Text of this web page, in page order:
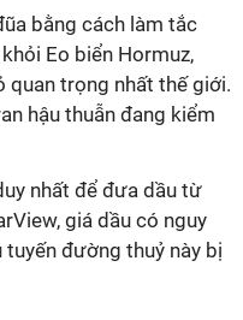
bằng cách làm tắc
Eo biển Hormuz,
quan trọng nhất thế giới.
hậu thuẫn đang kiểm
nhất để đưa dầu từ
giá dầu có nguy
đường thuỷ này bị